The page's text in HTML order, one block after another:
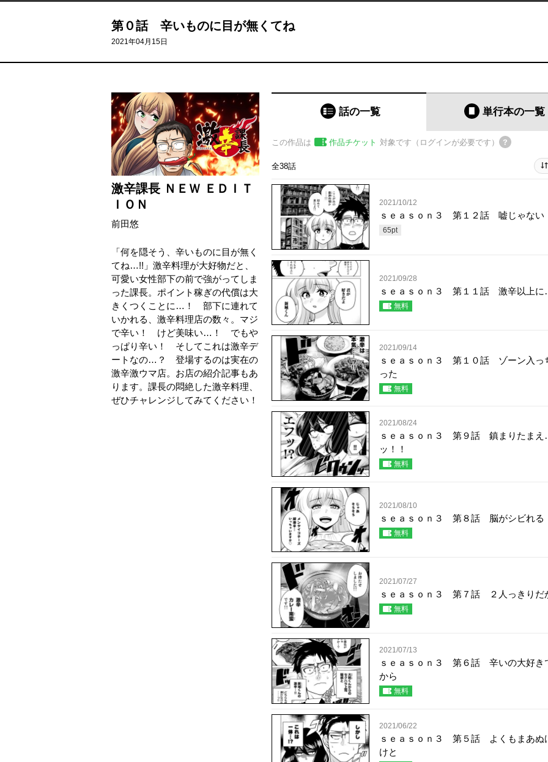
第０話 辛いものに目が無くてね
2021年04月15日
激辛課長 ＮＥＷ ＥＤＩＴ
ＩＯＮ
前田悠
「何を隠そう、辛いものに目が無く
てね…!!」激辛料理が大好物だと、
可愛い女性部下の前で強がってしま
った課長。ポイント稼ぎの代償は大
きくつくことに…！ 部下に連れて
いかれる、激辛料理店の数々。マジ
で辛い！ けど美味い…！ でもや
っぱり辛い！ そしてこれは激辛デ
ートなの…？ 登場するのは実在の
激辛激ウマ店。お店の紹介記事もあ
ります。課長の悶絶した激辛料理、
ぜひチャレンジしてみてください！
話の一覧 単行本の一覧
この作品は 作品チケット 対象です（ログインが必要です）
全38話
2021/10/12
ｓｅａｓｏｎ３ 第１２話 嘘じゃない
65pt
2021/09/28
ｓｅａｓｏｎ３ 第１１話 激辛以上
無料
2021/09/14
ｓｅａｓｏｎ３ 第１０話 ゾーン入っ
った
無料
2021/08/24
ｓｅａｓｏｎ３ 第９話 鎮まりたま
ッ！！
無料
2021/08/10
ｓｅａｓｏｎ３ 第８話 脳がシビれる
無料
2021/07/27
ｓｅａｓｏｎ３ 第７話 ２人っきりだ
無料
2021/07/13
ｓｅａｓｏｎ３ 第６話 辛いの大好き
から
無料
2021/06/22
ｓｅａｓｏｎ３ 第５話 よくもまあぬ
けと